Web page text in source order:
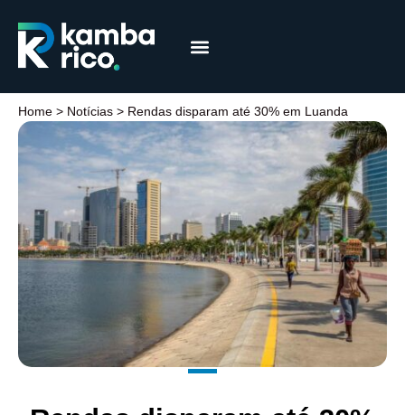
Home > Notícias > Rendas disparam até 30% em Luanda